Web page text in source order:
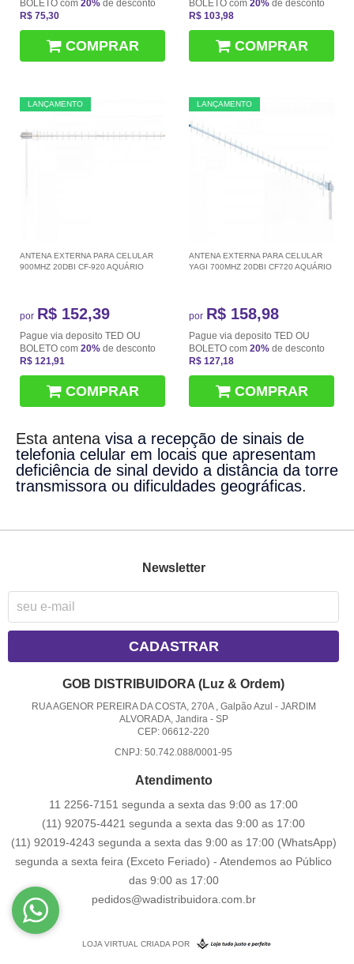
BOLETO com 20% de desconto
R$ 75,30
COMPRAR
BOLETO com 20% de desconto
R$ 103,98
COMPRAR
LANÇAMENTO
ANTENA EXTERNA PARA CELULAR
900MHZ 20DBI CF-920 AQUÁRIO
por R$ 152,39
Pague via deposito TED OU
BOLETO com 20% de desconto
R$ 121,91
COMPRAR
LANÇAMENTO
ANTENA EXTERNA PARA CELULAR
YAGI 700MHZ 20DBI CF720 AQUÁRIO
por R$ 158,98
Pague via deposito TED OU
BOLETO com 20% de desconto
R$ 127,18
COMPRAR
Esta antena visa a recepção de sinais de
telefonia celular em locais que apresentam
deficiência de sinal devido a distância da torre
transmissora ou dificuldades geográficas.
Newsletter
CADASTRAR
GOB DISTRIBUIDORA (Luz & Ordem)
RUA AGENOR PEREIRA DA COSTA, 270A , Galpão Azul - JARDIM
ALVORADA, Jandira - SP
CEP: 06612-220
CNPJ: 50.742.088/0001-95
Atendimento
11 2256-7151 segunda a sexta das 9:00 as 17:00
(11) 92075-4421 segunda a sexta das 9:00 as 17:00
(11) 92019-4243 segunda a sexta das 9:00 as 17:00 (WhatsApp)
segunda a sexta feira (Exceto Feriado) - Atendemos ao Público
das 9:00 as 17:00
pedidos@wadistribuidora.com.br
LOJA VIRTUAL CRIADA POR